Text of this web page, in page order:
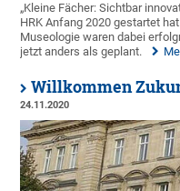
„Kleine Fächer: Sichtbar
HRK Anfang 2020 gestartet
Museologie waren dabei
jetzt anders als geplant.
Willkommen
24.11.2020